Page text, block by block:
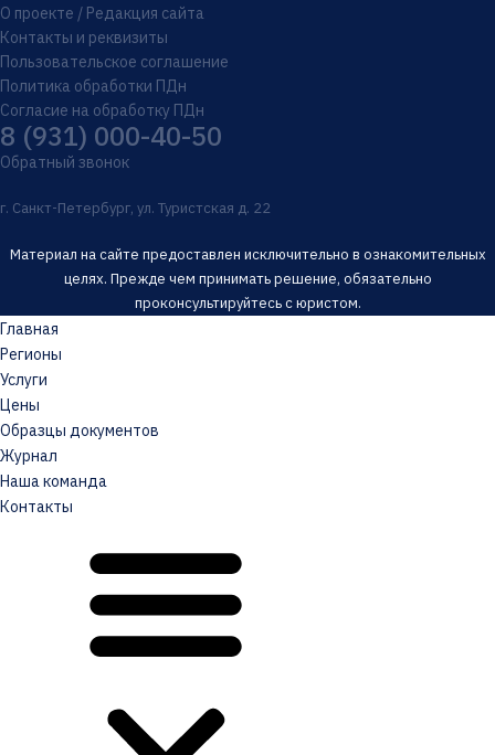
О проекте / Редакция сайта
Контакты и реквизиты
Пользовательское соглашение
Политика обработки ПДн
Согласие на обработку ПДн
8 (931) 000-40-50
Обратный звонок
г. Санкт-Петербург, ул. Туристская д. 22
Материал на сайте предоставлен исключительно в ознакомительных
целях. Прежде чем принимать решение, обязательно
проконсультируйтесь с юристом.
Главная
Регионы
Услуги
Цены
Образцы документов
Журнал
Наша команда
Контакты